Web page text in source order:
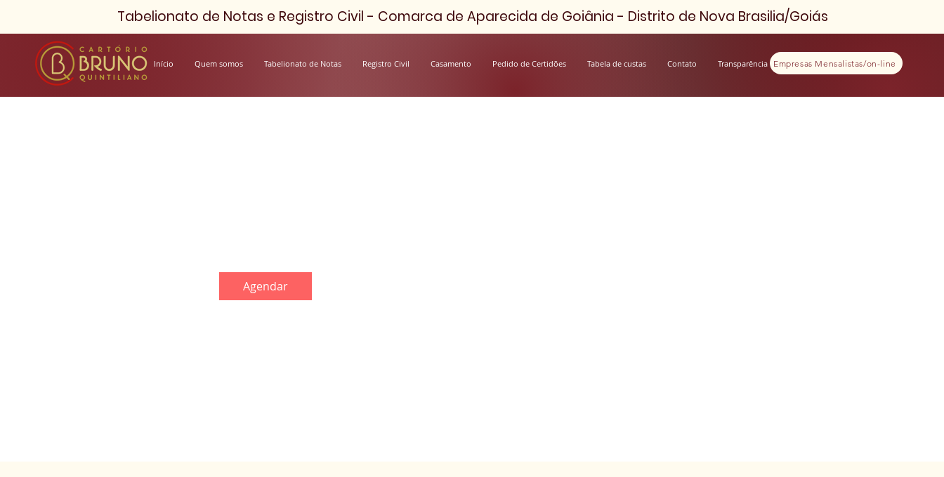
Início Quem somos Tabelionato de Notas Registro Civil Casamento Pedido de Certidões Tabela de custas Contato Transparência Empresas Mensalistas/on-line
Tabelionato de Notas e Registro Civil - Comarca de Aparecida de Goiânia - Distrito de Nova Brasilia/Goiás
Agendar